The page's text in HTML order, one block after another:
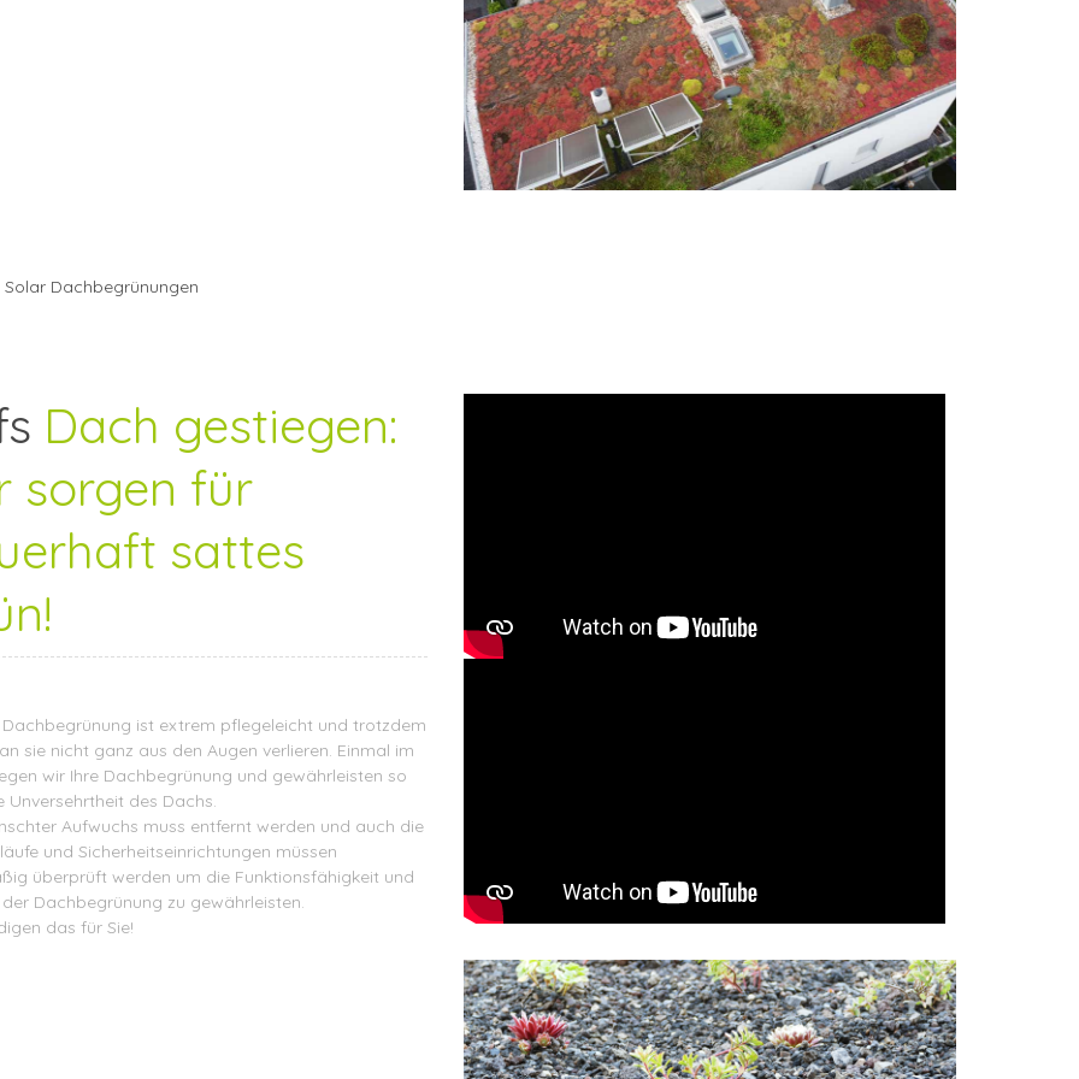
Solar Dachbegrünungen
Dach gestiegen:
sorgen für
sattes
Dachbegrünung ist extrem pflegeleicht und trotzdem
sie nicht ganz aus den Augen verlieren. Einmal im
wir Ihre Dachbegrünung und gewährleisten so
Unversehrtheit des Dachs.
Aufwuchs muss entfernt werden und auch die
und Sicherheitseinrichtungen müssen
überprüft werden um die Funktionsfähigkeit und
Dachbegrünung zu gewährleisten.
das für Sie!